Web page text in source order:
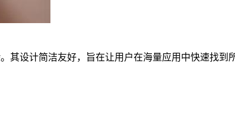
设计简洁友好，旨在让用户在海量应用中快速找到